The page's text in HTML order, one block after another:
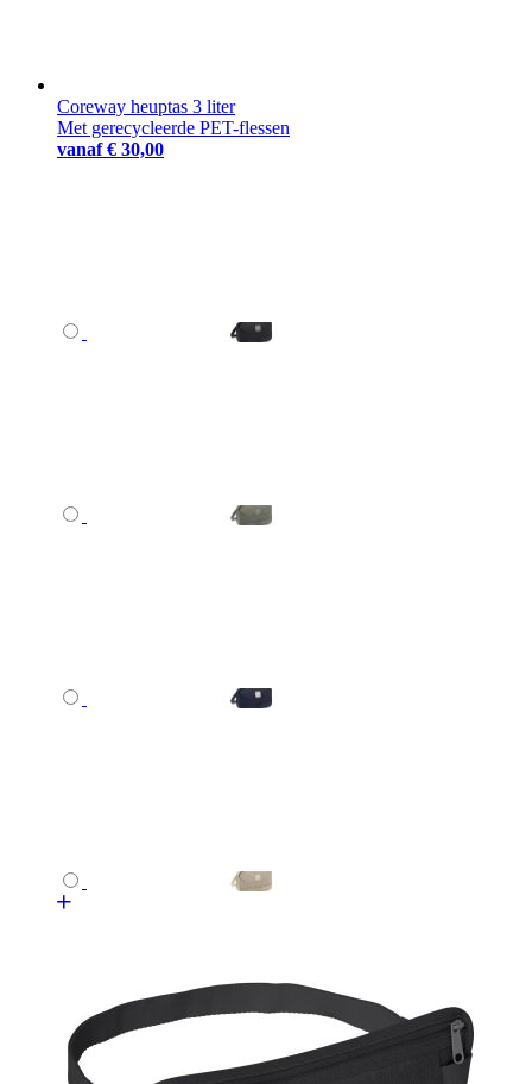
Coreway heuptas 3 liter
Met gerecycleerde PET-flessen
vanaf € 30,00